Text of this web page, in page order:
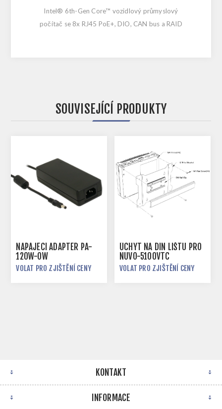
Intel® 6th-Gen Core™ vozidlový průmyslový
počítač se 8x RJ45 PoE+, DIO, CAN bus a RAID
SOUVISEJÍCÍ PRODUKTY
NAPÁJECÍ ADAPTÉR PA-
120W-OW
VOLAT PRO ZJIŠTĚNÍ CENY
ÚCHYT NA DIN LIŠTU PRO
NUVO-5100VTC
VOLAT PRO ZJIŠTĚNÍ CENY
KONTAKT
INFORMACE